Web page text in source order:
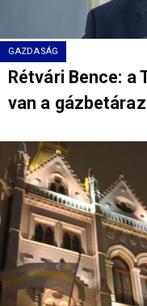
GAZDASÁG
Rétvári Bence: a
van a